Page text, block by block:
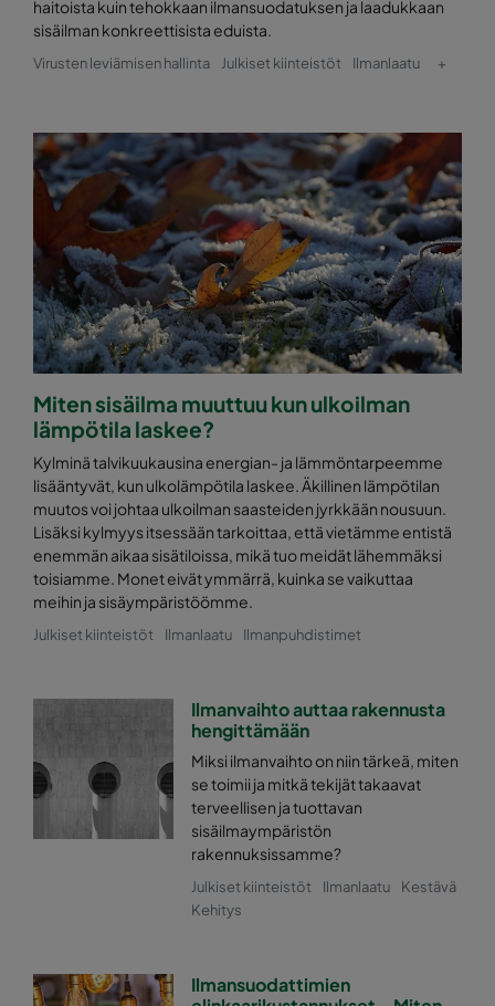
0170 592x592x640-10 ePM1 70%
0170 490x592x640-8 ePM1 70%
0170 287x592x640-5 ePM1 70%
0170 592x490x640-10 ePM1 70%
0170 490x490x640-8 ePM1 70%
0170 287x490x640-5 ePM1 70%
0170 592x287x640-10 ePM1 70%
0170 287x287x640-5 ePM1 70%
0170 592x592x520-10 ePM1 70%
0170 490x592x520-8 ePM1 70%
0170 287x592x520-5 ePM1 70%
0170 592x490x520-10 ePM1 70%
0170 490x490x520-8 ePM1 70%
0170 592x287x520-10 ePM1 70%
haitoista kuin tehokkaan ilmansuodatuksen ja laadukkaan
sisäilman konkreettisista eduista.
Virusten leviämisen hallinta Julkiset kiinteistöt Ilmanlaatu +
Miten sisäilma muuttuu kun ulkoilman
lämpötila laskee?
Kylminä talvikuukausina energian- ja lämmöntarpeemme
lisääntyvät, kun ulkolämpötila laskee. Äkillinen lämpötilan
muutos voi johtaa ulkoilman saasteiden jyrkkään nousuun.
Lisäksi kylmyys itsessään tarkoittaa, että vietämme entistä
enemmän aikaa sisätiloissa, mikä tuo meidät lähemmäksi
toisiamme. Monet eivät ymmärrä, kuinka se vaikuttaa
meihin ja sisäympäristöömme.
Julkiset kiinteistöt Ilmanlaatu Ilmanpuhdistimet
Ilmanvaihto auttaa rakennusta
hengittämään
Miksi ilmanvaihto on niin tärkeä, miten
se toimii ja mitkä tekijät takaavat
terveellisen ja tuottavan
sisäilmaympäristön
rakennuksissamme?
Julkiset kiinteistöt Ilmanlaatu
Kestävä
Kehitys
Ilmansuodattimien